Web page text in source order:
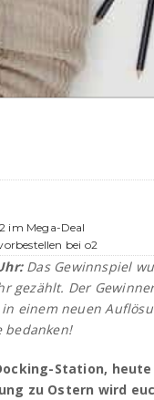
im Mega-Deal
bei o2
Das Gewinnspiel
gezählt. Der
einem neuen
bedanken!
Station,
zu Ostern wird